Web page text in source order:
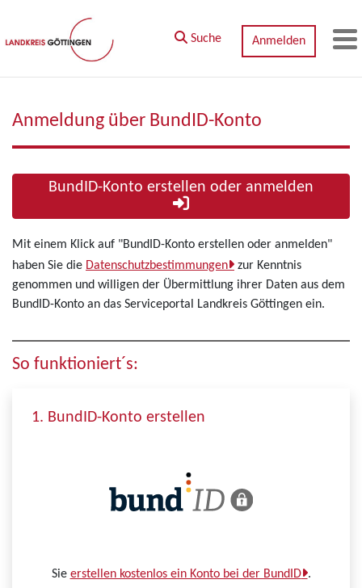
Zum Hauptinhalt springen
Suche
Anmelden
Anmeldung über BundID-Konto
Mit einem Klick auf "BundID-Konto erstellen oder anmelden"
haben Sie die Datenschutzbestimmungen
zur Kenntnis
genommen und willigen der Übermittlung ihrer Daten aus dem
BundID-Konto an das Serviceportal Landkreis Göttingen ein.
So funktioniert´s:
1. BundID-Konto erstellen
Sie erstellen kostenlos ein Konto bei der BundID .